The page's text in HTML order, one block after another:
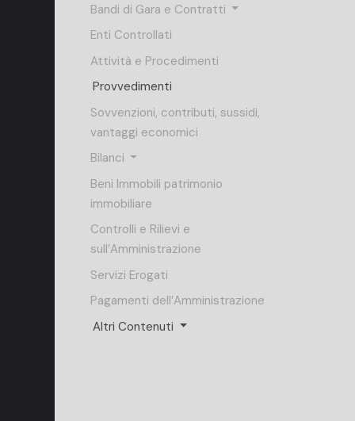
Bandi di Gara e Contratti
Enti Controllati
Attività e Procedimenti
Provvedimenti
Sovvenzioni, contributi, sussidi,
vantaggi economici
Bilanci
Beni Immobili patrimonio
immobiliare
Controlli e Rilievi e
sull’Amministrazione
Servizi Erogati
Pagamenti dell’Amministrazione
Altri Contenuti